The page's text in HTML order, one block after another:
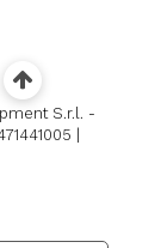
S.r.l. -
|